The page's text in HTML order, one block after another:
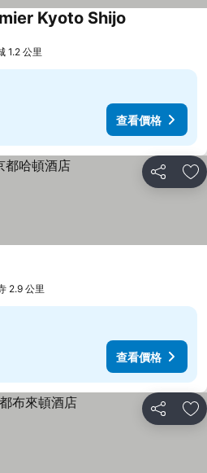
價格
Kyoto Shijo
1.2 公里
查看價格
分享 放
2.9 公里
查看價格
分享 放